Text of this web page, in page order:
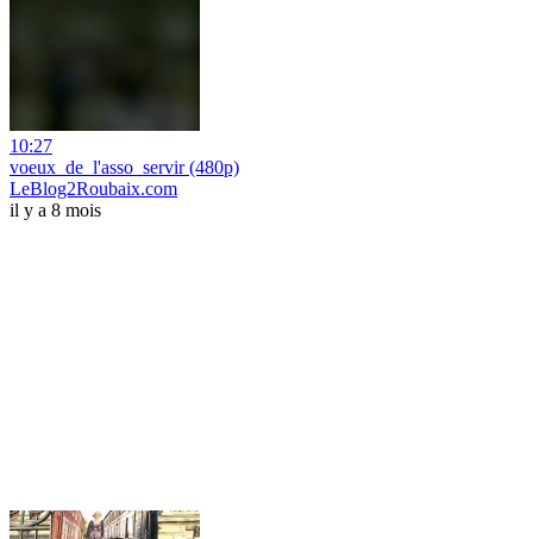
10:27
voeux_de_l'asso_servir (480p)
LeBlog2Roubaix.com
il y a 8 mois